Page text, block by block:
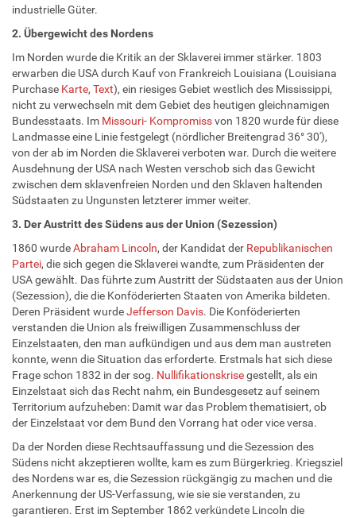
industrielle Güter.
2. Übergewicht des Nordens
Im Norden wurde die Kritik an der Sklaverei immer stärker. 1803
erwarben die USA durch Kauf von Frankreich Louisiana (Louisiana
Purchase Karte, Text), ein riesiges Gebiet westlich des Mississippi,
nicht zu verwechseln mit dem Gebiet des heutigen gleichnamigen
Bundesstaats. Im Missouri- Kompromissvon 1820 wurde für diese
Landmasse eine Linie festgelegt (nördlicher Breitengrad 36° 30'),
von der ab im Norden die Sklaverei verboten war. Durch die weitere
Ausdehnung der USA nach Westen verschob sich das Gewicht
zwischen dem sklavenfreien Norden und den Sklaven haltenden
Südstaaten zu Ungunsten letzterer immer weiter.
3. Der Austritt des Südens aus der Union (Sezession)
1860 wurdeAbraham Lincoln, der Kandidat der Republikanischen
Partei, die sich gegen die Sklaverei wandte, zum Präsidenten der
USA gewählt. Das führte zum Austritt der Südstaaten aus der Union
(Sezession), die die Konföderierten Staaten von Amerika bildeten.
Deren Präsident wurdeJefferson Davis. Die Konföderierten
verstanden die Union als freiwilligen Zusammenschluss der
Einzelstaaten, den man aufkündigen und aus dem man austreten
konnte, wenn die Situation das erforderte. Erstmals hat sich diese
Frage schon 1832 in der sog. Nullifikationskrisegestellt, als ein
Einzelstaat sich das Recht nahm, ein Bundesgesetz auf seinem
Territorium aufzuheben: Damit war das Problem thematisiert, ob
der Einzelstaat vor dem Bund den Vorrang hat oder vice versa.
Da der Norden diese Rechtsauffassung und die Sezession des
Südens nicht akzeptieren wollte, kam es zum Bürgerkrieg. Kriegsziel
des Nordens war es, die Sezession rückgängig zu machen und die
Anerkennung der US-Verfassung, wie sie sie verstanden, zu
garantieren. Erst im September 1862 verkündete Lincoln die